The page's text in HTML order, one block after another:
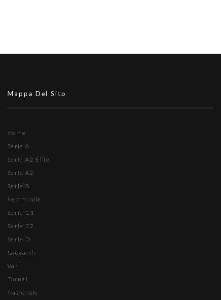
Mappa Del Sito
Home
Serie A
Serie A2 Élite
Serie A2
Serie B
Femminile
Serie C1
Serie C2
Serie D
Giovanili
Vari
Tornei
Nazionale